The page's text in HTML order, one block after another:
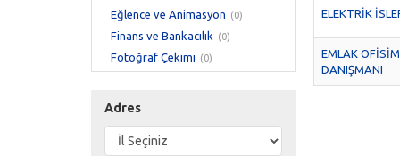
Eğlence ve Animasyon (0)
Finans ve Bankacılık (0)
Fotoğraf Çekimi (0)
IT ve Yazılım Geliştirme
İşletme ve Stratejik Yönetim (0)
Adres
ELEKTRİK
EMLAK
DANIŞMANI